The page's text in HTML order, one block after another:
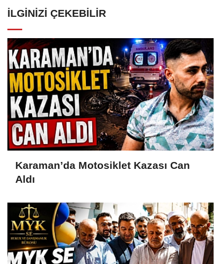
İLGINIZI ÇEKEBILIR
Karaman’da Motosiklet Kazası Can
Aldı